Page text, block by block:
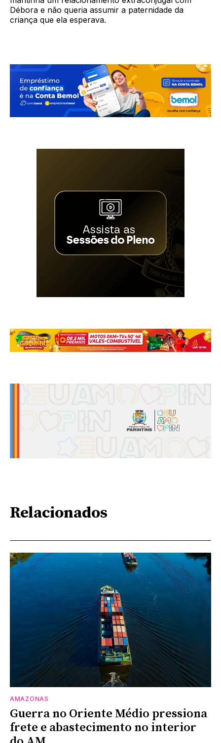
Débora e não queria assumir a paternidade da
criança que ela esperava.
Relacionados
AMAZONAS
Guerra no Oriente Médio pressiona
frete e abastecimento no interior